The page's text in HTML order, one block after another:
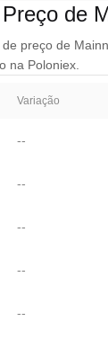
de
preço de
na Poloniex.
Variação
--
--
--
--
--